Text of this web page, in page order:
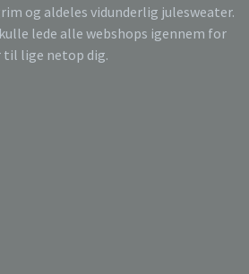
og aldeles vidunderlig julesweater.
lede alle webshops igennem for
til lige netop dig.